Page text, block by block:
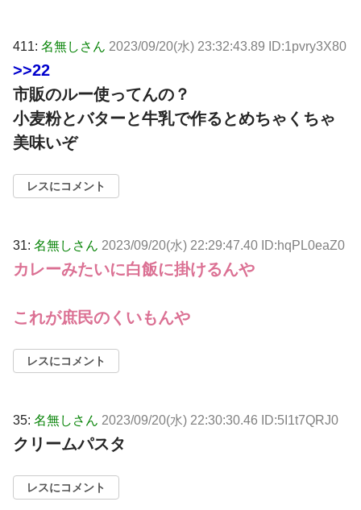
411: 名無しさん 2023/09/20(水) 23:32:43.89 ID:1pvry3X80
>>22
市販のルー使ってんの？
小麦粉とバターと牛乳で作るとめちゃくちゃ
美味いぞ
レスにコメント
31: 名無しさん 2023/09/20(水) 22:29:47.40 ID:hqPL0eaZ0
カレーみたいに白飯に掛けるんや
これが庶民のくいもんや
レスにコメント
35: 名無しさん 2023/09/20(水) 22:30:30.46 ID:5I1t7QRJ0
クリームパスタ
レスにコメント